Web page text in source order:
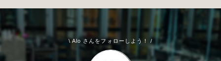
\ Alo さんをフォローしよう！ /